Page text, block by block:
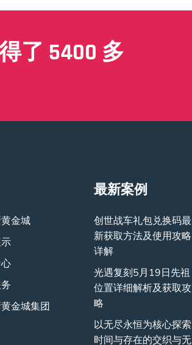
了 5400 多
金城
金城集团
最新案例
创世战车礼包兑换码最
新获取方法及使用攻略
详解
光遇复刻5月19日先祖
位置详细解析及获取攻
略
以无尽永恒为核心探索
时间与存在的交织与无